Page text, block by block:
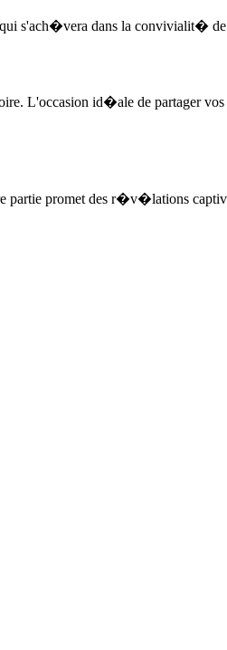
s'ach�vera dans la convivialit�
L'occasion id�ale de partager vos
partie promet des r�v�lations